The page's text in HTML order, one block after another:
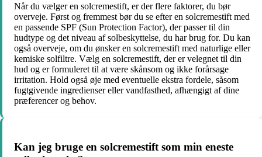
Når du vælger en solcremestift, er der flere faktorer, du bør
overveje. Først og fremmest bør du se efter en solcremestift med
en passende SPF (Sun Protection Factor), der passer til din
hudtype og det niveau af solbeskyttelse, du har brug for. Du kan
også overveje, om du ønsker en solcremestift med naturlige eller
kemiske solfiltre. Vælg en solcremestift, der er velegnet til din
hud og er formuleret til at være skånsom og ikke forårsage
irritation. Hold også øje med eventuelle ekstra fordele, såsom
fugtgivende ingredienser eller vandfasthed, afhængigt af dine
præferencer og behov.
Kan jeg bruge en solcremestift som min eneste